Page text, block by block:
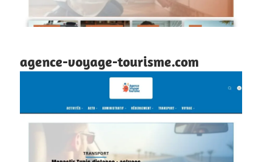
agence-voyage-tourisme.com